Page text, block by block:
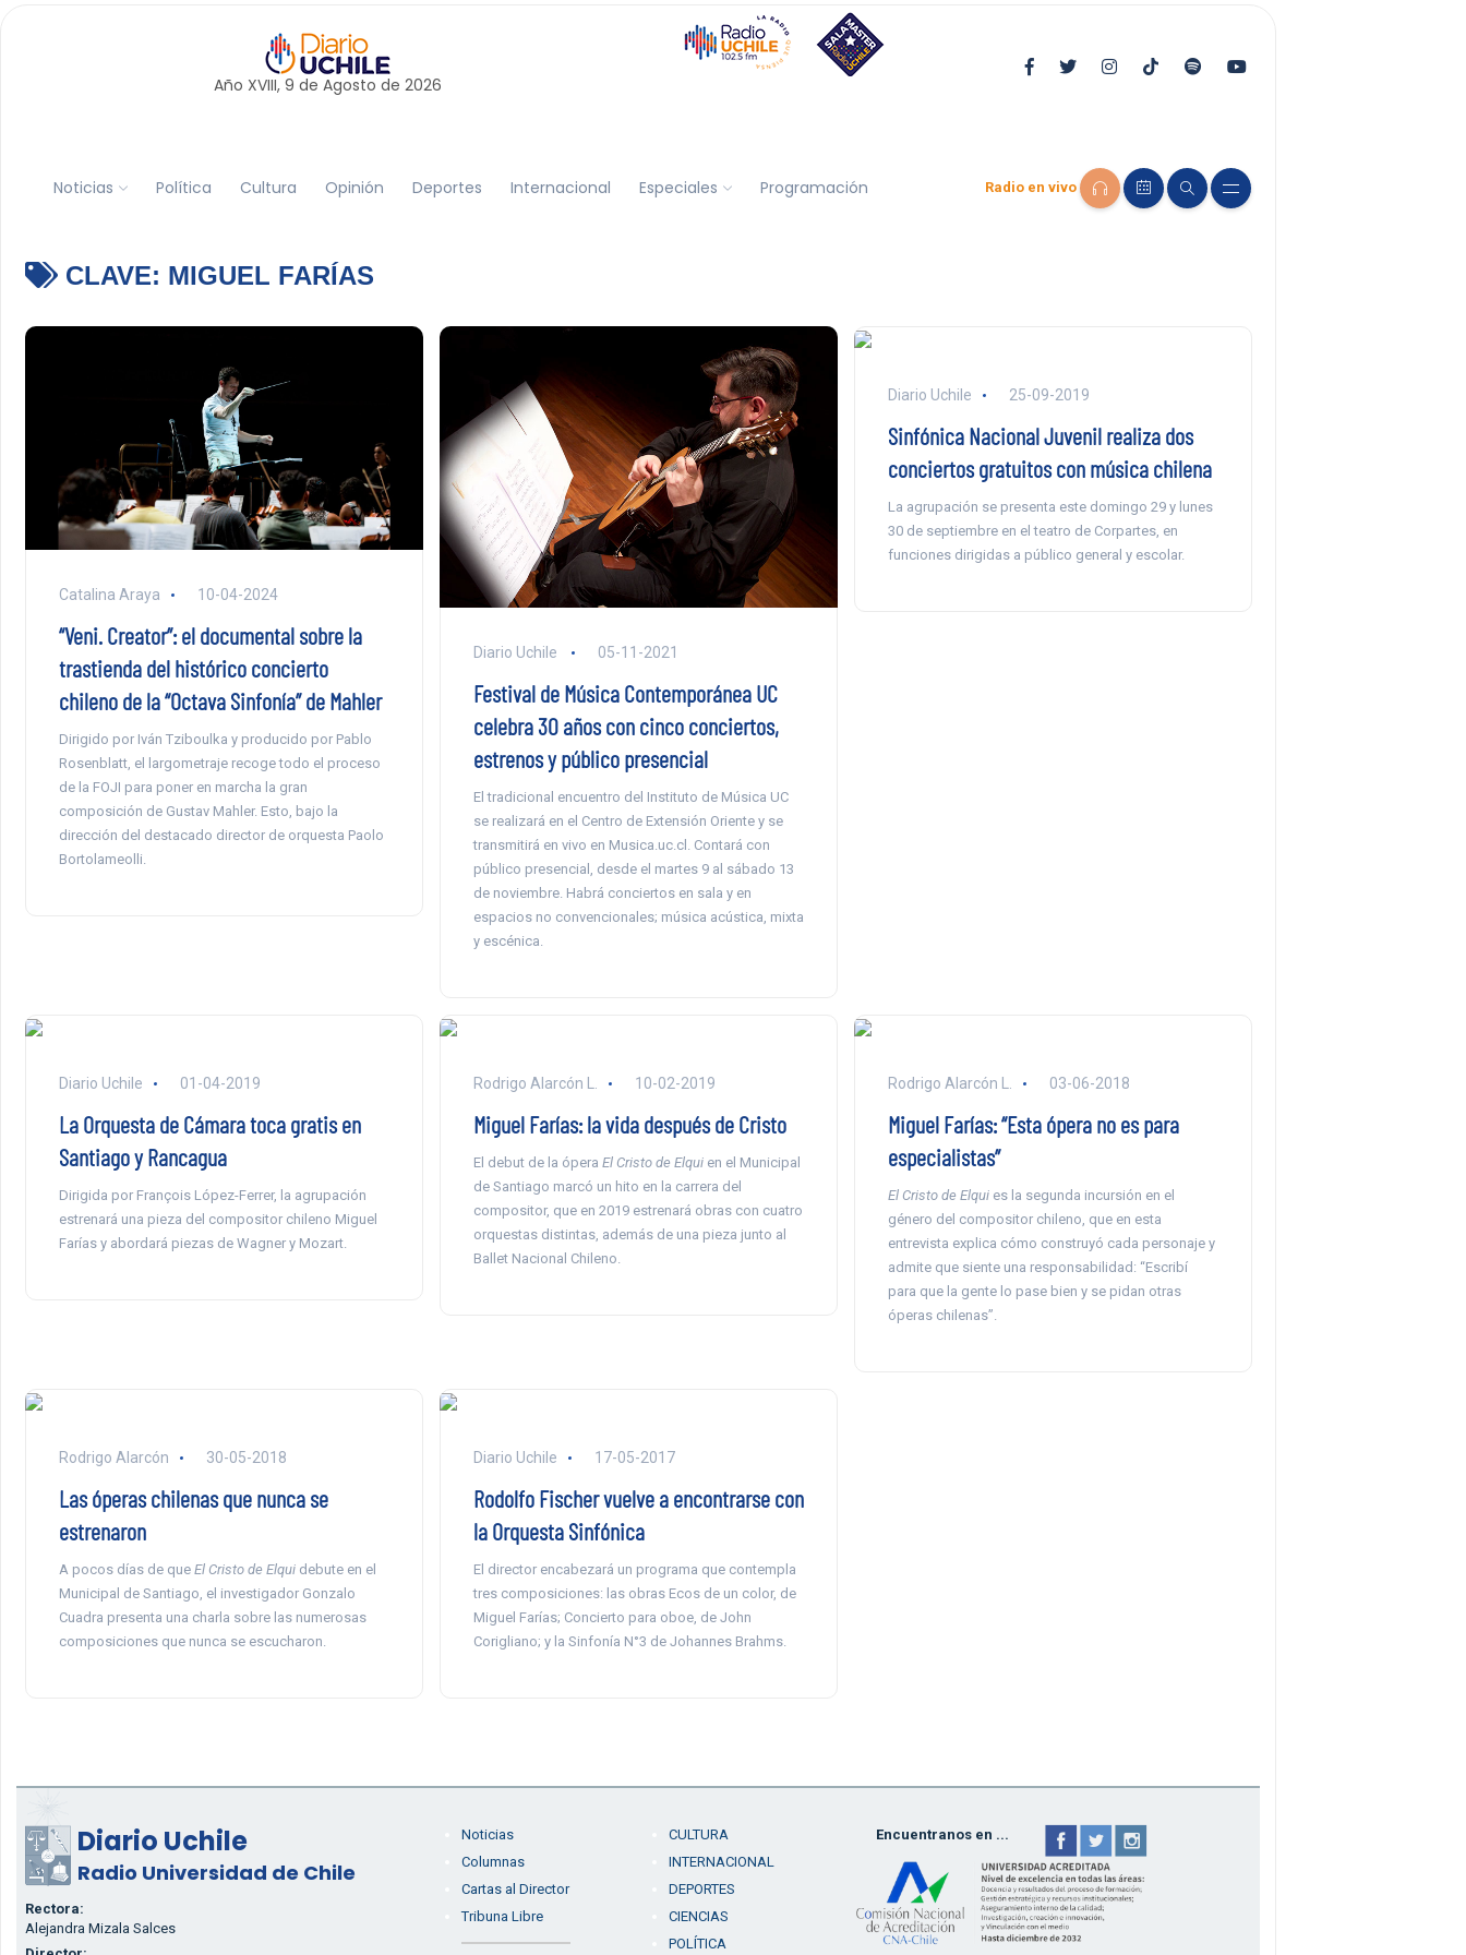
Año XVIII, 9 de Agosto de 2026
Noticias Política Cultura Opinión Deportes Internacional Especiales Programación Radio en vivo
CLAVE: MIGUEL FARÍAS
Catalina Araya 10-04-2024
“Veni. Creator”: el documental sobre la
trastienda del histórico concierto
chileno de la “Octava Sinfonía” de Mahler
Dirigido por Iván Tziboulka y producido por Pablo
Rosenblatt, el largometraje recoge todo el proceso
de la FOJI para poner en marcha la gran
composición de Gustav Mahler. Esto, bajo la
dirección del destacado director de orquesta Paolo
Bortolameolli.
Diario Uchile 05-11-2021
Festival de Música Contemporánea UC
celebra 30 años con cinco conciertos,
estrenos y público presencial
El tradicional encuentro del Instituto de Música UC
se realizará en el Centro de Extensión Oriente y se
transmitirá en vivo en Musica.uc.cl. Contará con
público presencial, desde el martes 9 al sábado 13
de noviembre. Habrá conciertos en sala y en
espacios no convencionales; música acústica, mixta
y escénica.
Diario Uchile 25-09-2019
Sinfónica Nacional Juvenil realiza dos
conciertos gratuitos con música chilena
La agrupación se presenta este domingo 29 y lunes
30 de septiembre en el teatro de Corpartes, en
funciones dirigidas a público general y escolar.
Diario Uchile 01-04-2019
La Orquesta de Cámara toca gratis en
Santiago y Rancagua
Dirigida por François López-Ferrer, la agrupación
estrenará una pieza del compositor chileno Miguel
Farías y abordará piezas de Wagner y Mozart.
Rodrigo Alarcón L. 10-02-2019
Miguel Farías: la vida después de Cristo
El debut de la ópera El Cristo de Elquien el Municipal
de Santiago marcó un hito en la carrera del
compositor, que en 2019 estrenará obras con cuatro
orquestas distintas, además de una pieza junto al
Ballet Nacional Chileno.
Rodrigo Alarcón L. 03-06-2018
Miguel Farías: “Esta ópera no es para
especialistas”
El Cristo de Elquies la segunda incursión en el
género del compositor chileno, que en esta
entrevista explica cómo construyó cada personaje y
admite que siente una responsabilidad: “Escribí
para que la gente lo pase bien y se pidan otras
óperas chilenas”.
Rodrigo Alarcón 30-05-2018
Las óperas chilenas que nunca se
estrenaron
A pocos días de que El Cristo de Elquidebute en el
Municipal de Santiago, el investigador Gonzalo
Cuadra presenta una charla sobre las numerosas
composiciones que nunca se escucharon.
Diario Uchile 17-05-2017
Rodolfo Fischer vuelve a encontrarse con
la Orquesta Sinfónica
El director encabezará un programa que contempla
tres composiciones: las obras Ecos de un color, de
Miguel Farías; Concierto para oboe, de John
Corigliano; y la Sinfonía N°3 de Johannes Brahms.
Diario Uchile
Radio Universidad de Chile
Rectora:
Alejandra Mizala Salces
Noticias
Columnas
Cartas al Director
Tribuna Libre
CULTURA
INTERNACIONAL
DEPORTES
CIENCIAS
POLÍTICA
Encuentranos en ...